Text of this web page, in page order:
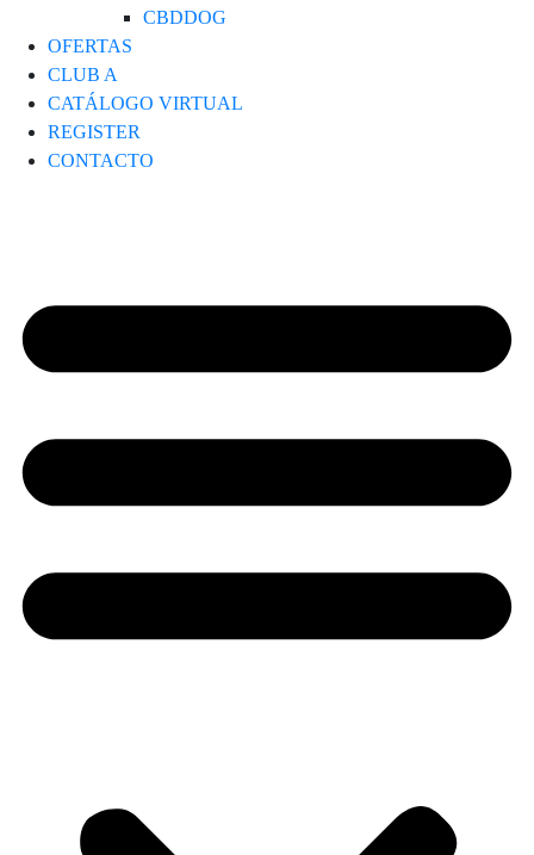
CBDDOG
OFERTAS
CLUB A
CATÁLOGO VIRTUAL
REGISTER
CONTACTO